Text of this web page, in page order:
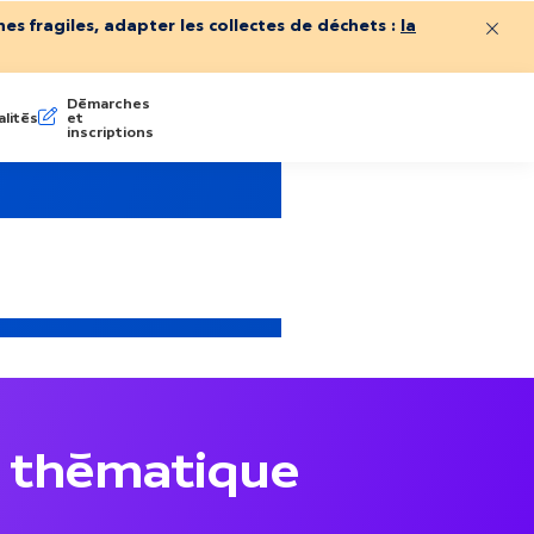
fragiles, adapter les collectes de déchets :
la
Démarches
et
inscriptions
thématique